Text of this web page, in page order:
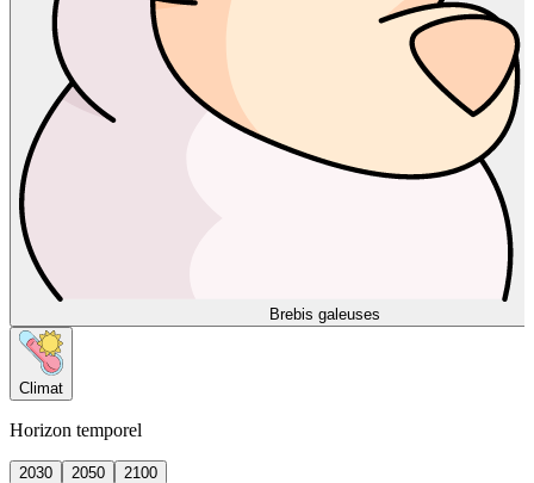
Brebis galeuses
Climat
Horizon temporel
2030 2050
2100